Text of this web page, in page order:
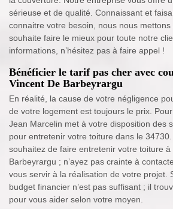
sérieuse et de qualité. Connaissant et
connaitre votre besoin, nous nous
souhaite faire le mieux pour toute notre
informations, n’hésitez pas à faire appel !
Bénéficier le tarif pas cher avec
Vincent De Barbeyrargu
En réalité, la cause de votre négligence
de votre logement est toujours le prix. Pour
Jean Marcelin met à votre disposition des
pour entretenir votre toiture dans le
souhaitez de faire entretenir votre toiture à
Barbeyrargu ; n’ayez pas crainte à
vous servir à la réalisation de votre projet.
budget financier n’est pas suffisant ; il
pour vous aider selon votre moyen.